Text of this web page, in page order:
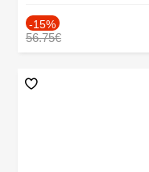
-15%
56.75€